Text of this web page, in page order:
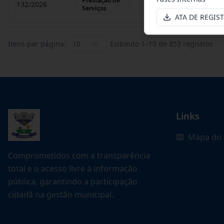
132/2026
Serviços
Credenciamento de
Itens por página: 10 Exibindo 1 –10 de 853 registros
Comprometidos com a transparência
total e o acesso livre à informação
pública, garantindo a participação
cidadã na gestão municipal.
Links
Mapa do
ATA DE